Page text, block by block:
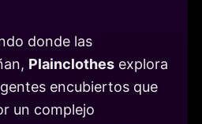
donde las
Plainclothes explora
encubiertos que
un complejo